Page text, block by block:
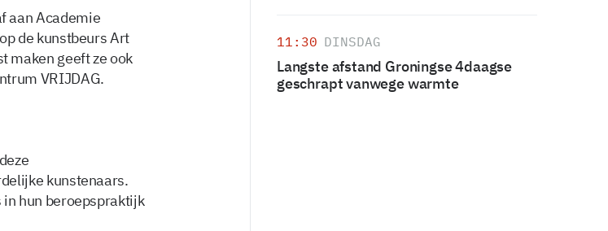
aan Academie
de kunstbeurs Art
maken geeft ze ook
VRIJDAG.
kunstenaars.
hun beroepspraktijk
11:30 DINSDAG
Langste afstand Groningse 4daagse
geschrapt vanwege warmte